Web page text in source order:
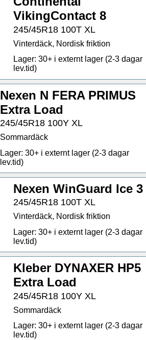
VikingContact 8
245/45R18 100T XL
Vinterdäck, Nordisk friktion
Lager: 30+ i externt lager (2-3 dagar
lev.tid)
Nexen N FERA PRIMUS
Extra Load
245/45R18 100Y XL
Sommardäck
Lager: 30+ i externt lager (2-3 dagar
lev.tid)
Nexen WinGuard Ice 3
245/45R18 100T XL
Vinterdäck, Nordisk friktion
Lager: 30+ i externt lager (2-3 dagar
lev.tid)
Kleber DYNAXER HP5
Extra Load
245/45R18 100Y XL
Sommardäck
Lager: 30+ i externt lager (2-3 dagar
lev.tid)